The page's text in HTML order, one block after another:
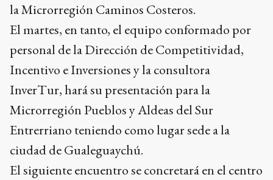
la Microrregión Caminos Costeros.
El martes, en tanto, el equipo conformado por
personal de la Dirección de Competitividad,
Incentivo e Inversiones y la consultora
InverTur, hará su presentación para la
Microrregión Pueblos y Aldeas del Sur
Entrerriano teniendo como lugar sede a la
ciudad de Gualeguaychú.
El siguiente encuentro se concretará en el centro